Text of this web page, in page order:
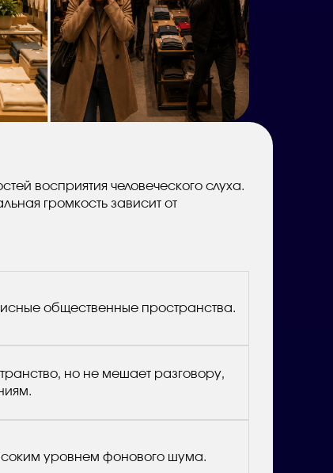
восприятия человеческого слуха.
громкость зависит от
общественные пространства.
но не мешает разговору,
уровнем фонового шума.